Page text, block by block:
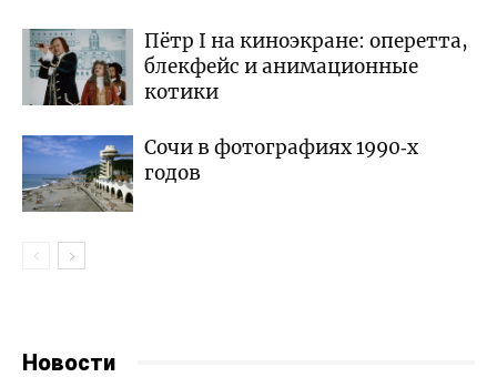
Пётр I на киноэкране: оперетта,
блекфейс и анимационные
котики
Сочи в фотографиях 1990‑х
годов
Новости